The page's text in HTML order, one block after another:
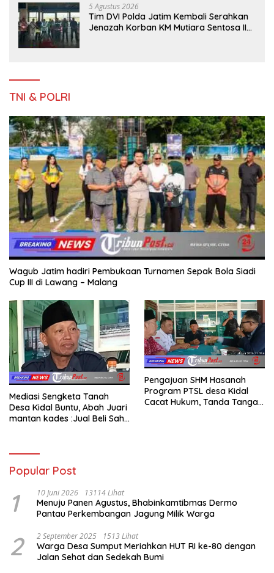
5 Agustus 2026
Tim DVI Polda Jatim Kembali Serahkan
Jenazah Korban KM Mutiara Sentosa II
TNI & POLRI
Wagub Jatim hadiri Pembukaan Turnamen Sepak Bola Siadi
Cup III di Lawang – Malang
Mediasi Sengketa Tanah
Desa Kidal Buntu, Abah Juari
mantan kades :Jual Beli Sah,
Membatalkan Hak Warga.
Pengajuan SHM Hasanah
Program PTSL desa Kidal
Cacat Hukum, Tanda Tangan
Popular Post
1 10 Juni 2026 13114 Lihat
Menuju Panen Agustus, Bhabinkamtibmas Dermo
Pantau Perkembangan Jagung Milik Warga
2 2 September 2025 1513 Lihat
Warga Desa Sumput Meriahkan HUT RI ke-80 dengan
Jalan Sehat dan Sedekah Bumi ‎